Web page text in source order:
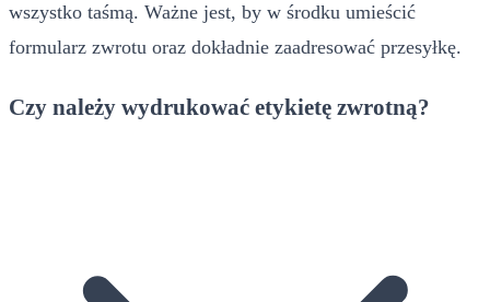
wszystko taśmą. Ważne jest, by w środku umieścić
formularz zwrotu oraz dokładnie zaadresować przesyłkę.
Czy należy wydrukować etykietę zwrotną?